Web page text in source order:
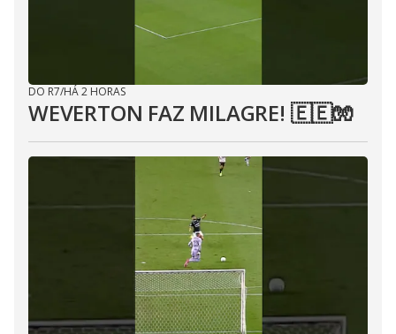
DO R7/HÁ 2 HORAS
WEVERTON FAZ MILAGRE! 🇪🇪🧤